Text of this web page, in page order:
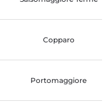
Copparo
Portomaggiore